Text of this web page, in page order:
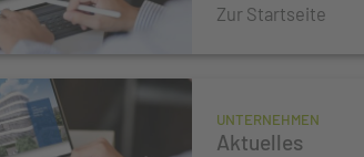
Zur Startseite
UNTERNEHMEN
Aktuelles